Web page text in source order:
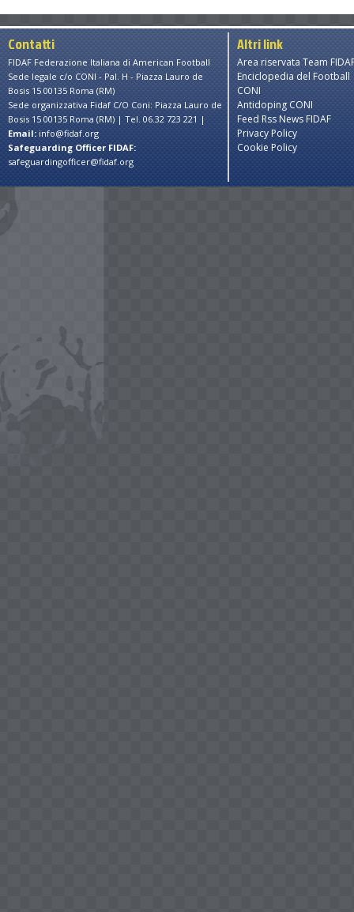
dati saranno
marketing, ovvero
comunicazioni
l’utilizzo di sistemi
e-mail, SMS,
tradizionali (es.
nonché per
di pubblicità o di
Contatti
FIDAF Federazione Italiana di American Football
Sede legale c/o CONI - Pal. H - Piazza Lauro de
Bosis 15 00135 Roma (RM)
Sede organizzativa Fidaf C/O Coni: Piazza Lauro de
Bosis 15 00135 Roma (RM) | Tel. 06.32 723 221 |
Email: info@fidaf.org
Safeguarding Officer FIDAF:
safeguardingofficer@fidaf.org
Altri link
Area riservata Team
Enciclopedia del Football
CONI
Antidoping CONI
Feed Rss News FIDAF
Privacy Policy
Cookie Policy